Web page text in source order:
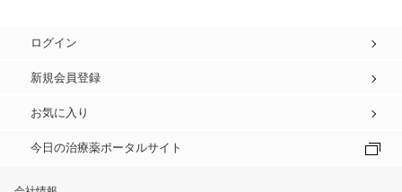
ログイン
新規会員登録
お気に入り
今日の治療薬ポータルサイト